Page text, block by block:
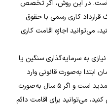
است. در این روش، اگر تخصص
قرارداد کاری رسمی با حقوق
می‌توانید اجازه اقامت کاری
به سرمایه‌گذاری سنگین یا
ابتدا به‌صورت قانونی وارد
بازار کار می‌شوید. این اقامت قابل تمدید است و اگر ۵ سال به‌صورت
می‌توانید برای اقامت دائم